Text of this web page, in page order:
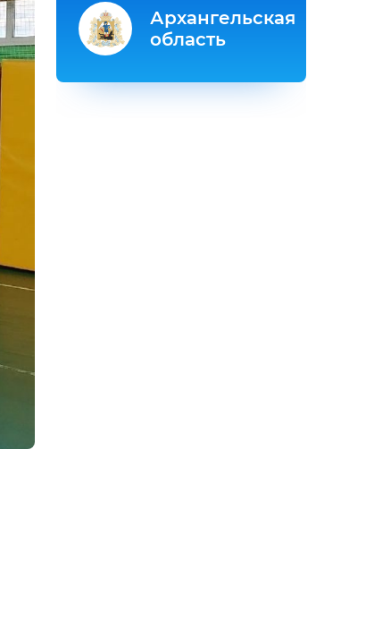
Архангельская
область